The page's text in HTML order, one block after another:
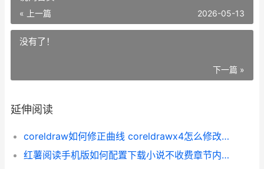
« 上一篇 2026-05-13
没有了！
下一篇 »
延伸阅读
coreldraw如何修正曲线 coreldrawx4怎么修改文字
红薯阅读手机版如何配置下载小说不收费章节内容 红薯小说网首页